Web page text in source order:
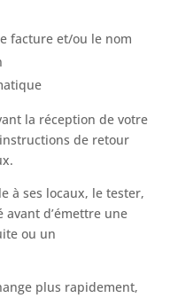
facture et/ou le nom
la réception de votre
de retour
à ses locaux, le tester,
d’émettre une
ou un
plus rapidement,